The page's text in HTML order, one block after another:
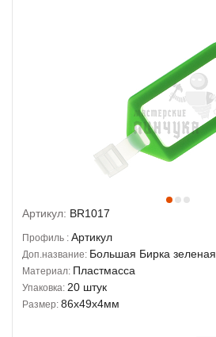
Артикул: BR1017
Профиль : Артикул
Доп.название: Большая Бирка зеленая
Материал: Пластмасса
Упаковка: 20 штук
Размер: 86х49х4мм